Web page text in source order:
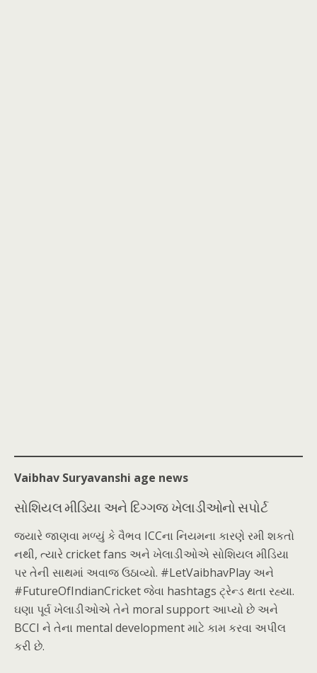
Vaibhav Suryavanshi age news
સોશિયલ મીડિયા અને દિગ્ગજ ખેલાડીઓનો સપોર્ટ
જ્યારે જાણવા મળ્યું કે વૈભવ ICCના નિયમના કારણે રમી શકતો
નથી, ત્યારે cricket fans અને ખેલાડીઓએ સોશિયલ મીડિયા
પર તેની સાથમાં અવાજ ઉઠાવ્યો. #LetVaibhavPlay અને
#FutureOfIndianCricket જેવા hashtags ટ્રેન્ડ થતા રહ્યા.
ઘણા પૂર્વ ખેલાડીઓએ તેને moral support આપ્યો છે અને
BCCI ને તેના ment​al development માટે કામ કરવા અપીલ
કરી છે.